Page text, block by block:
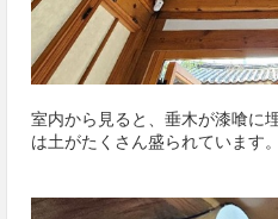
室内から見ると、垂木が漆喰に
は土がたくさん盛られています。